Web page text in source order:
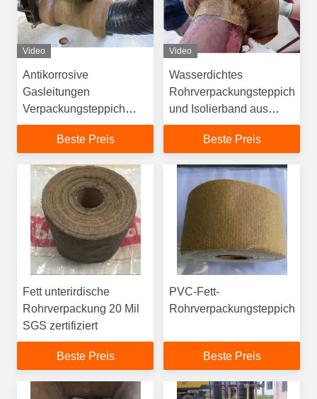
Video
Antikorrosive
Gasleitungen
Verpackungsteppich
Wickelwasserdämmung
Beste Preis
Video
Wasserdichtes
Rohrverpackungsteppich
und Isolierband aus
Erdöl
Beste Preis
Fett unterirdische
Rohrverpackung 20 Mil
SGS zertifiziert
Beste Preis
PVC-Fett-
Rohrverpackungsteppich
Beste Preis